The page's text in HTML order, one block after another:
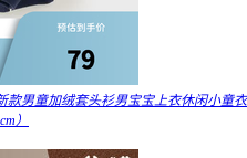
款男童加绒套头衫男宝宝上衣休闲小童衣
）